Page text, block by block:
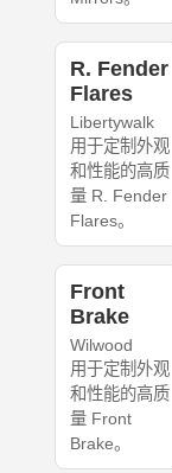
R. Fender
Flares
Libertywalk
用于定制外观
和性能的高质
量 R. Fender
Flares。
Front
Brake
Wilwood
用于定制外观
和性能的高质
量 Front
Brake。